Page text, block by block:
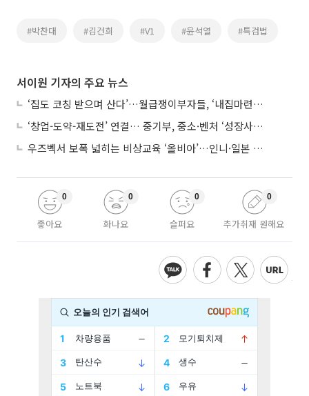
#박찬대 #김건희 #V1 #윤석열 #특검법
서이원 기자의 주요 뉴스
‘집도 코칭 받으며 산다’…월급쟁이부자들, ‘내집마련’ 신청 증가세
‘창업-도약-재도전’ 연결… 중기부, 중소·벤처 ‘성장사다리’ 짓는다
우즈벡서 보폭 넓히는 비상교육 ‘올비아’…인니·일본 진출 타진
좋아요
0
화나요
0
슬퍼요
0
추가취재 원해요
0